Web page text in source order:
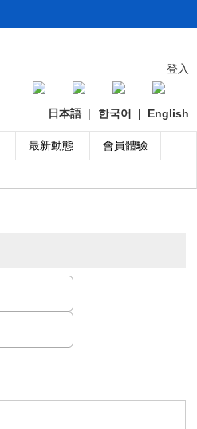
登入
日本語 | 한국어 | English
最新動態 會員體驗